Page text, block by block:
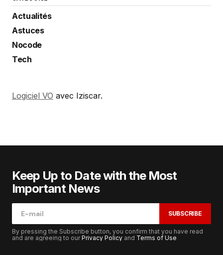
Actualités
Astuces
Nocode
Tech
Logiciel VO avec Iziscar.
Keep Up to Date with the Most
Important News
SUBSCRIBE
By pressing the Subscribe button, you confirm that you have read
and are agreeing to ourPrivacy Policy and Terms of Use